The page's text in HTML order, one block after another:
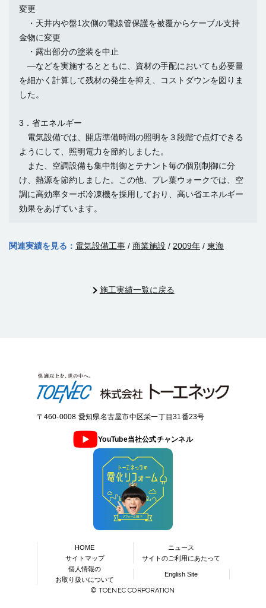
変更
・天井内や盤1次側の電線管保護を被覆からケーブル支持
金物に変更
・露出部分の塗装を中止
―などを実施するとともに、資材の手配においても必要量
を細かく計算して残材の発生を抑え、コストダウンを図りま
した。
3．省エネルギー
電気設備では、開店準備時間の照明を３段階で点灯できる
ようにして、照明電力を節約しました。
また、空調設備も集中制御とテナント毎の個別制御に分
け、熱源を節約しました。この他、プレ葉ウォークでは、空
調に高効率ターボ冷凍機を採用しており、高い省エネルギー
効果をあげています。
関連実績を見る： 電気設備工事 / 商業施設 / 2009年 / 東海
施工実績一覧に戻る
〒460-0008 愛知県名古屋市中区栄一丁目31番23号
YouTube当社公式チャンネル
© TOENEC CORPORATION
HOME
ニュース
サイトマップ
サイトのご利用にあたって
個人情報の
お取り扱いについて
English Site